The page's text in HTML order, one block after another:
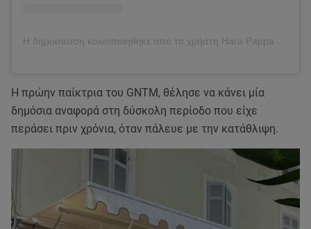
Η πρώην παίκτρια του GNTM, θέλησε να κάνει μία
δημόσια αναφορά στη δύσκολη περίοδο που είχε
περάσει πριν χρόνια, όταν πάλευε με την κατάθλιψη.